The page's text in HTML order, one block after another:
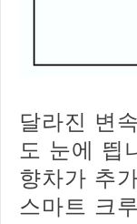
달라진 변
도 눈에 띕
향차가 추
스마트 크